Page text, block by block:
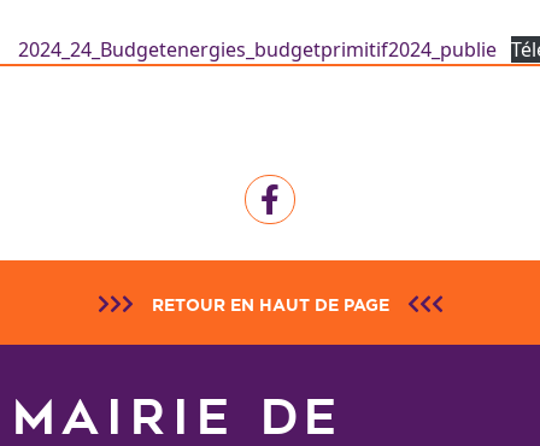
2024_24_Budgetenergies_budgetprimitif2024_publie
RETOUR EN HAUT DE PAGE
MAIRIE DE